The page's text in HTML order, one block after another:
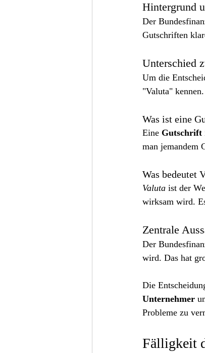
Hintergrund
Der
Gutschriften
Unterschied
Um die
"Valuta" kennen.
Was ist eine
Eine Gutschrift
man jemandem
Was bedeutet
Valuta ist der
wirksam wird.
Zentrale
Der
wird. Das hat
Die
Unternehmer
Probleme zu
Fälligkeit